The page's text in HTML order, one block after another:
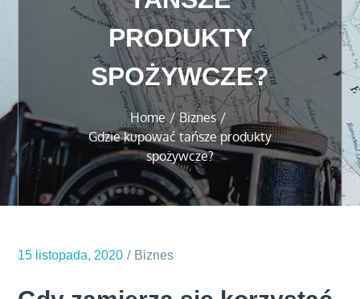
PRODUKTY
SPOŻYWCZE?
Home
Biznes
Gdzie kupować tańsze produkty
spożywcze?
15 listopada, 2020 Biznes